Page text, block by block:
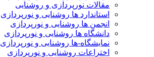
مقالات نورپردازی و روشنایی
استاندارد ها روشنایی و نورپردازی
انجمن ها روشنایی و نورپردازی
دانشگاه ها روشنایی و نورپردازی
نمایشگاه-ها روشنایی و نورپردازی
اختراعات روشنایی و نورپردازی